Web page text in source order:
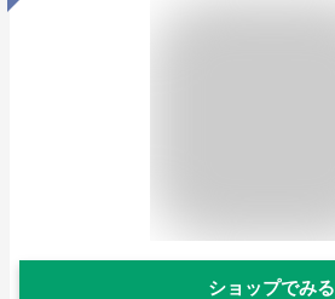
ショップでみる